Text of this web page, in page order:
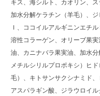
キス、海シルト、カオリン、
加水分解ケラチン（羊毛）、
Ｉ、ココイルアルギニンエチ
溶性コラーゲン、オリーブ果
油、カニナバラ果実油、加水
メチルシリルプロポキシ）ヒ
毛）、キトサンサクシナミド
アスパラギン酸、ジラウロイ